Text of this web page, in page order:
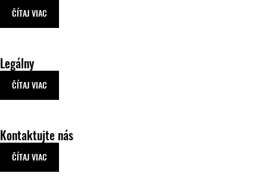
ČÍTAJ VIAC
Legálny
ČÍTAJ VIAC
Kontaktujte nás
ČÍTAJ VIAC